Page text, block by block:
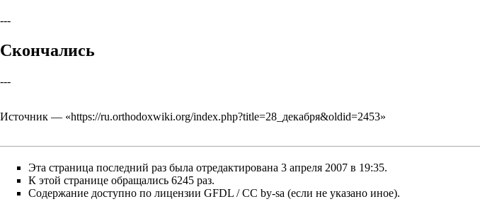
---
Скончались
---
Источник — «https://ru.orthodoxwiki.org/index.php?title=28_декабря&oldid=2453»
Эта страница последний раз была отредактирована 3 апреля 2007 в 19:35.
К этой странице обращались 6245 раз.
Содержание доступно по лицензии GFDL / CC by-sa (если не указано иное).